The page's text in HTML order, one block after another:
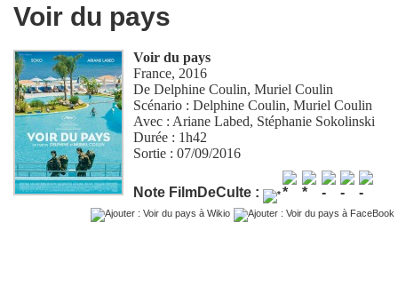
Voir du pays
Voir du pays
France, 2016
DeDelphine Coulin,Muriel Coulin
Scénario :Delphine Coulin,Muriel Coulin
Avec : Ariane Labed, Stéphanie Sokolinski
Durée : 1h42
Sortie : 07/09/2016
Note FilmDeCulte :